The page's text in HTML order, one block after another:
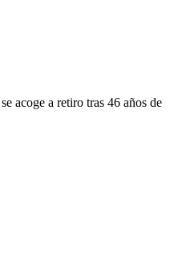
acoge a retiro tras 46 años de